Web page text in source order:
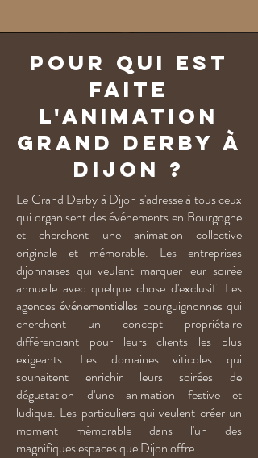
Pour qui est
faite
l'animation
Grand Derby à
Dijon ?
Le Grand Derby à Dijon s'adresse à tous ceux
qui organisent des événements en Bourgogne
et cherchent une animation collective
originale et mémorable. Les entreprises
dijonnaises qui veulent marquer leur soirée
annuelle avec quelque chose d'exclusif. Les
agences événementielles bourguignonnes qui
cherchent un concept propriétaire
différenciant pour leurs clients les plus
exigeants. Les domaines viticoles qui
souhaitent enrichir leurs soirées de
dégustation d'une animation festive et
ludique. Les particuliers qui veulent créer un
moment mémorable dans l'un des
magnifiques espaces que Dijon offre.